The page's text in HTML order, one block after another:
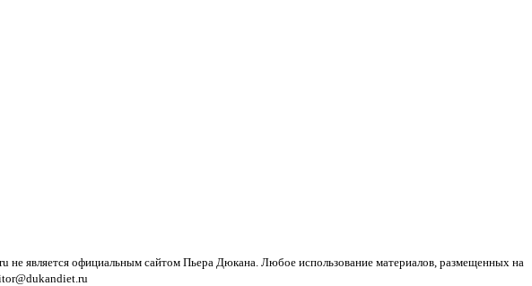
является официальным сайтом Пьера Дюкана. Любое использование материалов, размещенных на